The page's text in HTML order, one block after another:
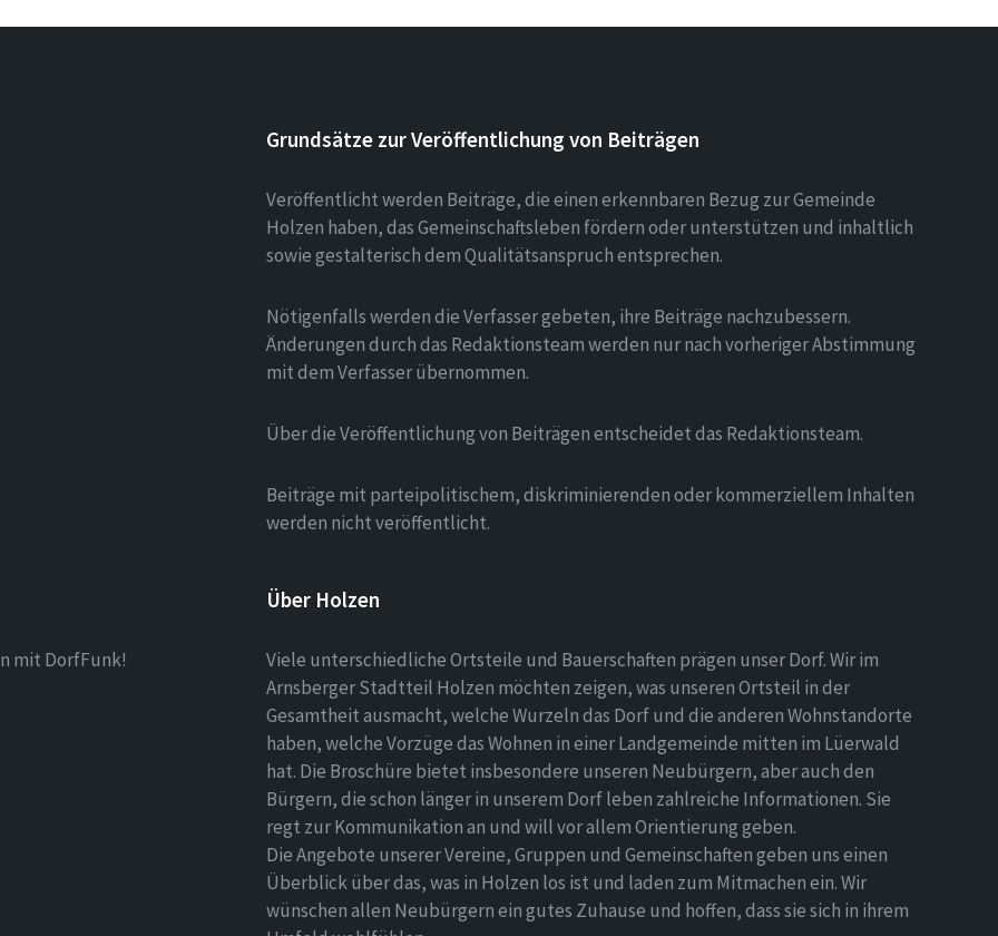
Grundsätze zur Veröffentlichung von Beiträgen
Veröffentlicht werden Beiträge, die einen erkennbaren Bezug zur Gemeinde
Holzen haben, das Gemeinschaftsleben fördern oder unterstützen und inhaltlich
sowie gestalterisch dem Qualitätsanspruch entsprechen.
Nötigenfalls werden die Verfasser gebeten, ihre Beiträge nachzubessern.
Änderungen durch das Redaktionsteam werden nur nach vorheriger Abstimmung
mit dem Verfasser übernommen.
Über die Veröffentlichung von Beiträgen entscheidet das Redaktionsteam.
Beiträge mit parteipolitischem, diskriminierenden oder kommerziellem Inhalten
werden nicht veröffentlicht.
mit DorfFunk!
Über Holzen
Viele unterschiedliche Ortsteile und Bauerschaften prägen unser Dorf. Wir im
Arnsberger Stadtteil Holzen möchten zeigen, was unseren Ortsteil in der
Gesamtheit ausmacht, welche Wurzeln das Dorf und die anderen Wohnstandorte
haben, welche Vorzüge das Wohnen in einer Landgemeinde mitten im Lüerwald
hat. Die Broschüre bietet insbesondere unseren Neubürgern, aber auch den
Bürgern, die schon länger in unserem Dorf leben zahlreiche Informationen. Sie
regt zur Kommunikation an und will vor allem Orientierung geben.
Die Angebote unserer Vereine, Gruppen und Gemeinschaften geben uns einen
Überblick über das, was in Holzen los ist und laden zum Mitmachen ein. Wir
wünschen allen Neubürgern ein gutes Zuhause und hoffen, dass sie sich in ihrem